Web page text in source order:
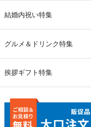
結婚内祝い特集
グルメ＆ドリンク特集
挨拶ギフト特集